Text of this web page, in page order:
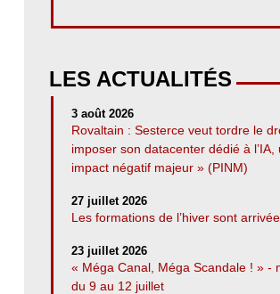
LES ACTUALITÉS
3 août 2026
Rovaltain : Sesterce veut tordre le
imposer son datacenter dédié à l’IA,
impact négatif majeur » (PINM)
27 juillet 2026
Les formations de l’hiver sont
23 juillet 2026
« Méga Canal, Méga Scandale ! » -
du 9 au 12 juillet